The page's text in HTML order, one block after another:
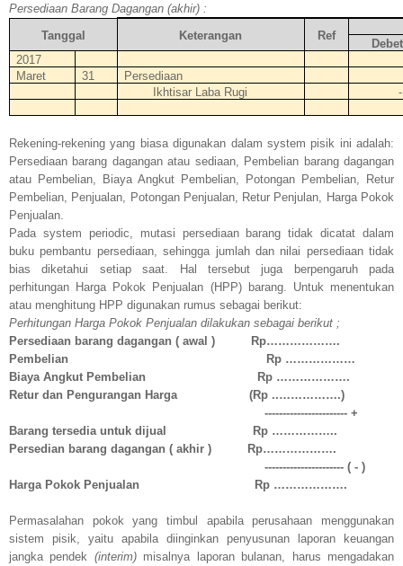
Persediaan Barang Dagangan (akhir) :
Tanggal
Keterangan Ref
2017
Maret
31
Persediaan
Ikhtisar Laba Rugi
-
Rekening-rekening yang biasa digunakan dalam system pisik ini adalah:
Persediaan barang dagangan atau sediaan,
Pembelian barang dagangan
atau Pembelian, Biaya Angkut Pembelian, Potongan Pembelian, Retur
Pembelian, Penjualan, Potongan Penjualan, Retur Penjulan, Harga Pokok
Penjualan.
Pada system periodic, mutasi persediaan barang tidak dicatat dalam
buku pembantu persediaan, sehingga jumlah dan nilai persediaan tidak
bias diketahui setiap saat.
Hal tersebut juga berpengaruh pada
perhitungan Harga Pokok Penjualan (HPP) barang. Untuk menentukan
atau menghitung HPP digunakan rumus sebagai berikut:
Perhitungan Harga Pokok Penjualan dilakukan sebagai berikut ;
Persediaan barang dagangan ( awal ) Rp……………….
Pembelian Rp ………………
Biaya Angkut Pembelian Rp ……………….
Retur dan Pengurangan Harga (Rp ..…………….)
----------------------- +
Barang tersedia untuk dijual Rp ……………..
Persedian barang dagangan ( akhir ) Rp……………….
---------------------- ( - )
Harga Pokok Penjualan Rp ……………….
Permasalahan pokok yang timbul apabila perusahaan menggunakan
sistem pisik, yaitu apabila diinginkan penyusunan laporan keuangan
jangka pendek (interim)misalnya laporan bulanan, harus mengadakan